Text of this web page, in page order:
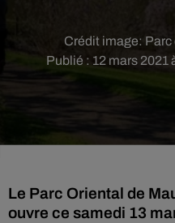
Publié : 12 mars 2021
Crédit image: Parc
Le Parc Oriental de
ouvre ce samedi 13